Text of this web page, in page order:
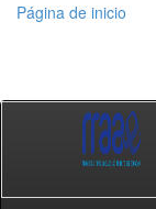
Página de inicio